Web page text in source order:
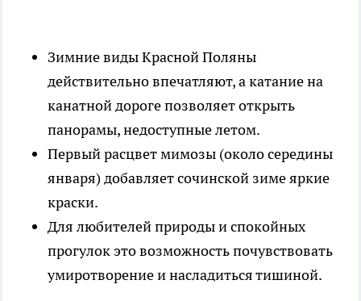
Зимние виды Красной Поляны
действительно впечатляют, а катание на
канатной дороге позволяет открыть
панорамы, недоступные летом.
Первый расцвет мимозы (около середины
января) добавляет сочинской зиме яркие
краски.
Для любителей природы и спокойных
прогулок это возможность почувствовать
умиротворение и насладиться тишиной.